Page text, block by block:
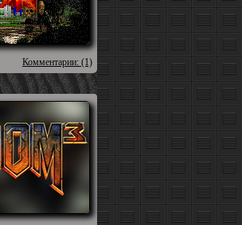
Комментарии: (1)